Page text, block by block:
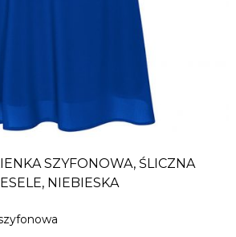
SZYFONOWA, ŚLICZNA
NIEBIESKA